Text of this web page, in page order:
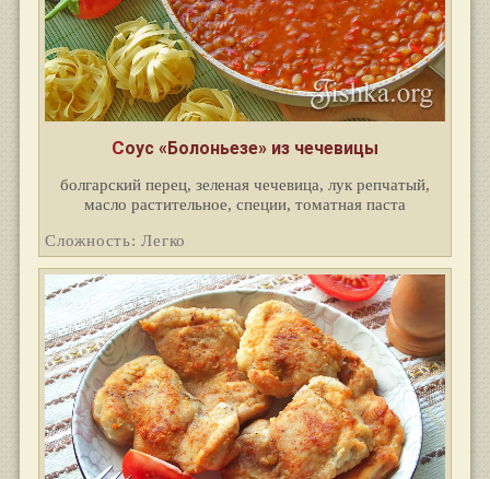
Соус «Болоньезе» из чечевицы
болгарский перец, зеленая чечевица, лук репчатый,
масло растительное, специи, томатная паста
Сложность: Легко